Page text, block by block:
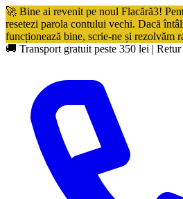
🚀 Bine ai revenit pe noul Flacără3!
resetezi parola contului vechi. Dacă
funcționează bine, scrie-ne și rezolvăm
🚚 Transport gratuit peste 350 lei |